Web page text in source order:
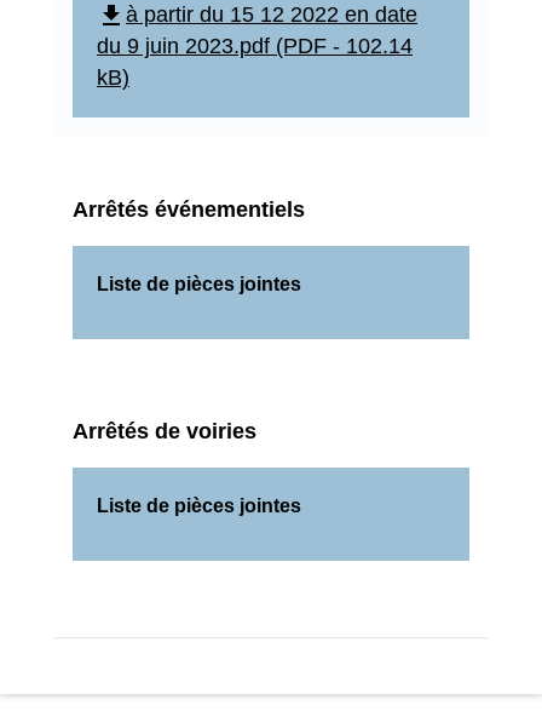
file_download à partir du 15 12 2022 en date
du 9 juin 2023.pdf (PDF - 102.14
kB)
Arrêtés événementiels
Liste de pièces jointes
Arrêtés de voiries
Liste de pièces jointes